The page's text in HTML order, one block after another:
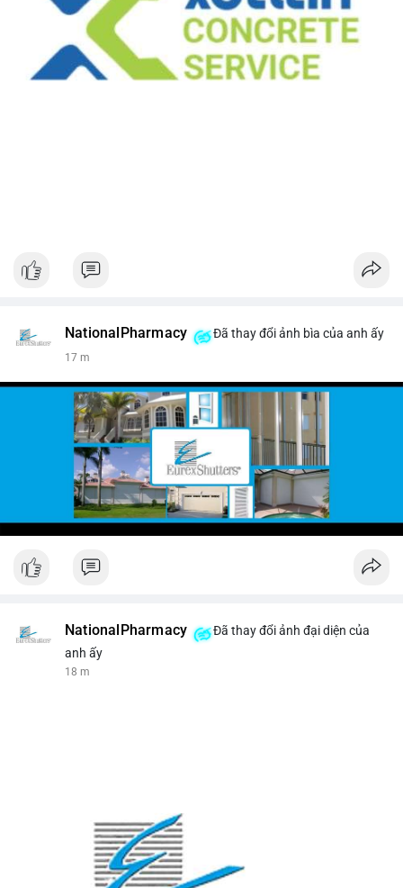
NationalPharmacy Đã thay đổi ảnh bìa của anh ấy
17 m
NationalPharmacy
Đã thay đổi ảnh đại diện của
anh ấy
18 m